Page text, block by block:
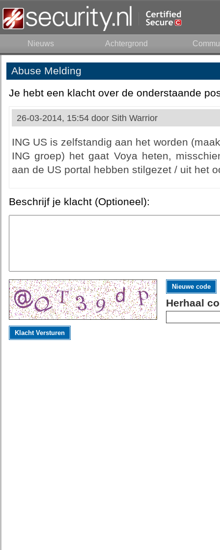
Nieuws Achtergrond
Abuse Melding
Je hebt een klacht over de onderstaande
26-03-2014, 15:54 door Sith Warrior
ING US is zelfstandig aan het worden
ING groep) het gaat Voya heten,
aan de US portal hebben stilgezet / uit het
Beschrijf je klacht (Optioneel):
Nieuwe code
Herhaal
Klacht Versturen